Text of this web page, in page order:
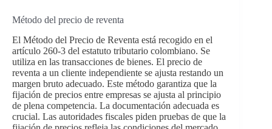
Método del precio de reventa
El Método del Precio de Reventa está recogido en el
artículo 260-3 del estatuto tributario colombiano. Se
utiliza en las transacciones de bienes. El precio de
reventa a un cliente independiente se ajusta restando un
margen bruto adecuado. Este método garantiza que la
fijación de precios entre empresas se ajusta al principio
de plena competencia. La documentación adecuada es
crucial. Las autoridades fiscales piden pruebas de que la